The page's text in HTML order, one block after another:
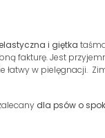
elastyczna i giętka
fakturę. Jest
łatwy w pielęgnacji.
dla psów o